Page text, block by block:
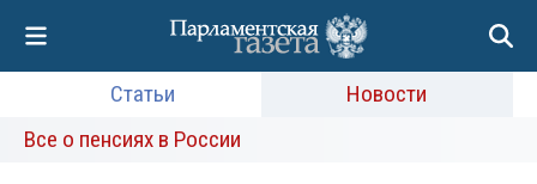
Статьи
Новости
Все о пенсиях в России